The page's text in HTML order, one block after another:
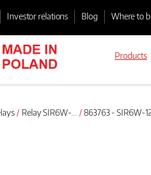
Investor relations Blog Where to
Products
Relay SIR6W-... 863763 - SIR6W-